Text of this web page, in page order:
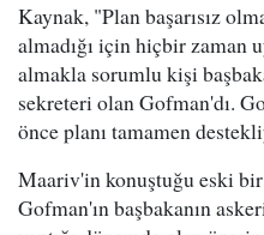
Kaynak, "Plan başarısız
almadığı için hiçbir zaman
almakla sorumlu kişi
sekreteri olan Gofman'dı.
önce planı tamamen
Maariv'in konuştuğu eski
Gofman'ın başbakanın